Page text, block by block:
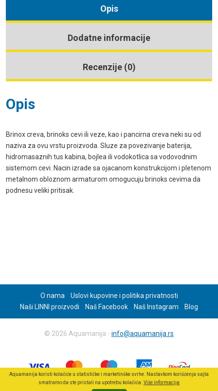
Opis
Dodatne informacije
Recenzije (0)
Opis
Brinox creva, brinoks cevi ili veze, kao i pancirna creva neki su od
naziva za ovu vrstu proizvoda. Sluze za povezivanje baterija,
hidromasaznih tus kabina, bojlea ili vodokotlica sa vodovodnim
sistemom cevi. Nacin izrade sa ojacanom konstrukcijom i pletenom
metalnom obloznom armaturom omogucuju brinoks cevima da
podnesu veliki pritisak.
O nama
Uslovi kupovine i politika privatnosti
Naši LINNI proizvodi
Naš Facebook Naš Instagram Blog
© 2026 Aquamanija - info@aquamanija.rs
Aquamanija koristi kolačiće u statističke i marketinške svrhe. Nastavkom korišćenja sajta
smatramo da ste pristali na upotrebu kolačića. Više informacija